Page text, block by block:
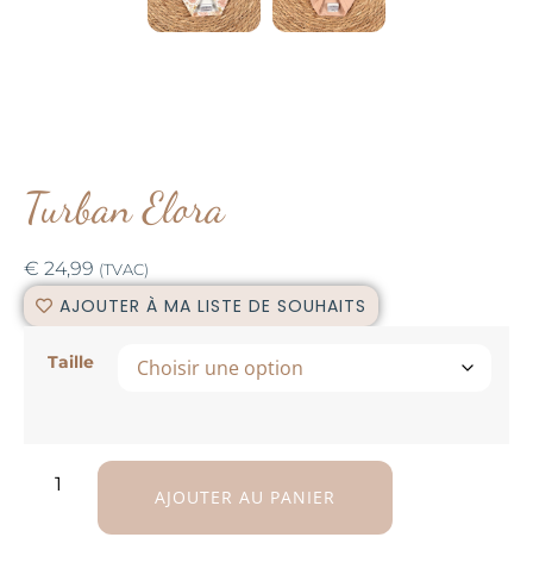
Turban Elora
€ 24,99 (TVAC)
AJOUTER À MA LISTE DE SOUHAITS
Taille
AJOUTER AU PANIER